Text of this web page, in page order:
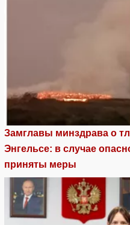
Замглавы минздрава о
Энгельсе: в случае
приняты меры